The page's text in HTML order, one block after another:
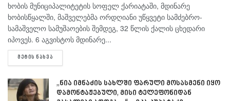
ხობის მუნიციპალიტეტის სოფელ ქარიატაში, მდინარე
ხობისწყალში, მაშველებმა ორდღიანი უწყვეტი სამძებრო-
სამაშველო სამუშაოების შემდეგ, 32 წლის ქალის ცხედარი
იპოვეს. 6 აგვისტოს მდინარე...
ᲛᲔᲢᲘᲡ ᲜᲐᲮᲕᲐ
„ნია იმნაძის სახლში ფარული მოსასმენი იყო
დამონტაჟებული, მისი ტელეფონიდან